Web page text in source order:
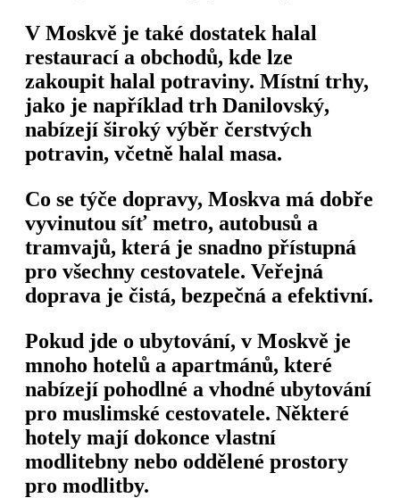
V Moskvě je také dostatek halal
restaurací a obchodů, kde lze
zakoupit halal potraviny. Místní trhy,
jako je například trh Danilovský,
nabízejí široký výběr čerstvých
potravin, včetně halal masa.
Co se týče dopravy, Moskva má dobře
vyvinutou síť metro, autobusů a
tramvajů, která je snadno přístupná
pro všechny cestovatele. Veřejná
doprava je čistá, bezpečná a efektivní.
Pokud jde o ubytování, v Moskvě je
mnoho hotelů a apartmánů, které
nabízejí pohodlné a vhodné ubytování
pro muslimské cestovatele. Některé
hotely mají dokonce vlastní
modlitebny nebo oddělené prostory
pro modlitby.